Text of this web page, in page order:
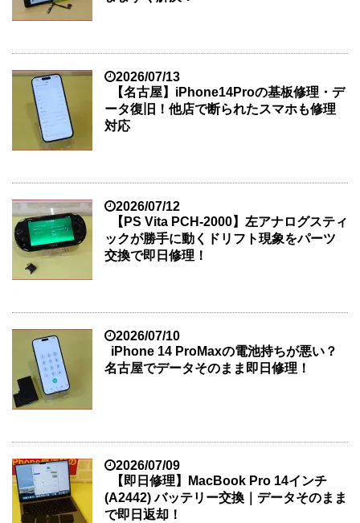
2026/07/13
【名古屋】iPhone14Proの基板修理・デ
ータ復旧！他店で断られたスマホも修理
対応
2026/07/12
【PS Vita PCH-2000】左アナログスティ
ックが勝手に動くドリフト現象をパーツ
交換で即日修理！
2026/07/10
iPhone 14 ProMaxの電池持ちが悪い？
名古屋でデータそのまま即日修理！
2026/07/09
【即日修理】MacBook Pro 14インチ
(A2442) バッテリー交換｜データそのまま
で即日返却！